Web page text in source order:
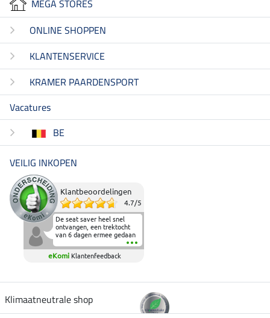
MEGA STORES
ONLINE SHOPPEN
KLANTENSERVICE
KRAMER PAARDENSPORT
Vacatures
BE
VEILIG INKOPEN
Klantbeoordelingen
4.7/5
De seat saver heel snel
ontvangen, een trektocht
van 6 dagen ermee gedaan
en deze heeft de beproeving
fantastisch doorstaan.
Heerlijk zacht om op te
elkaar in het zadel.
eKomi Klantenfeedback
Klimaatneutrale shop